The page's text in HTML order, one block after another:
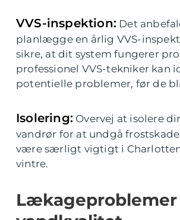
VVS-inspektion: Det
planlægge en årlig VVS-
sikre, at dit system fungerer
professionel VVS-tekniker kan
potentielle problemer, før de
Isolering: Overvej at isolere
vandrør for at undgå
være særligt vigtigt i
vintre.
Lækageproblemer